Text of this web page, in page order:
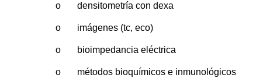
o densitometría con dexa
o imágenes (tc, eco)
o bioimpedancia eléctrica
o métodos bioquímicos e inmunológicos